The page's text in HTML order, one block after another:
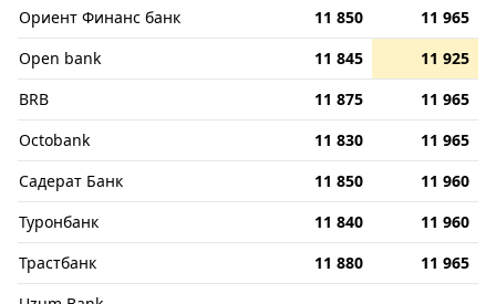
Ориент Финанс банк
11 850
11 965
Open bank
11 845
11 925
BRB
11 875
11 965
Octobank
11 830
11 965
Садерат Банк
11 850
11 960
Туронбанк
11 840
11 960
Трастбанк
11 880
11 965